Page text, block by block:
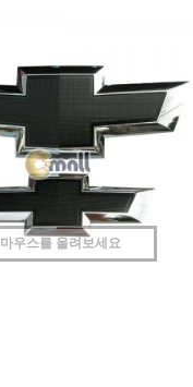
마우스를 올려보세요